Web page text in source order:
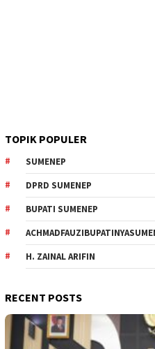
TOPIK POPULER
SUMENEP
DPRD SUMENEP
BUPATI SUMENEP
H. ZAINAL ARIFIN
RECENT POSTS